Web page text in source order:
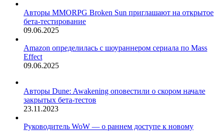
Авторы MMORPG Broken Sun приглашают на открытое
бета-тестирование
09.06.2025
Amazon определилась с шоураннером сериала по Mass
Effect
09.06.2025
Авторы Dune: Awakening оповестили о скором начале
закрытых бета-тестов
23.11.2023
Руководитель WoW — о раннем доступе к новому